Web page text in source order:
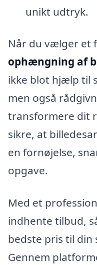
unikt udtryk.
Når du vælger et
ophængning af
ikke blot hjælp til
men også
transformere dit
sikre, at
en fornøjelse,
opgave.
Med et
indhente tilbud,
bedste pris til din
Gennem